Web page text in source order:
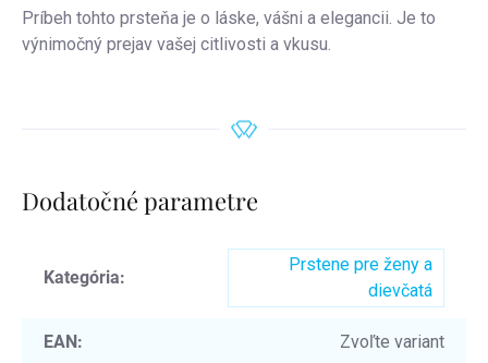
Príbeh tohto prsteňa je o láske, vášni a elegancii. Je to
výnimočný prejav vašej citlivosti a vkusu.
Dodatočné parametre
Kategória:
Prstene pre ženy a
dievčatá
EAN: Zvoľte variant